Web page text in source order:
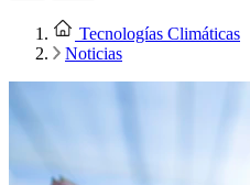
Tecnologías Climáticas
Noticias